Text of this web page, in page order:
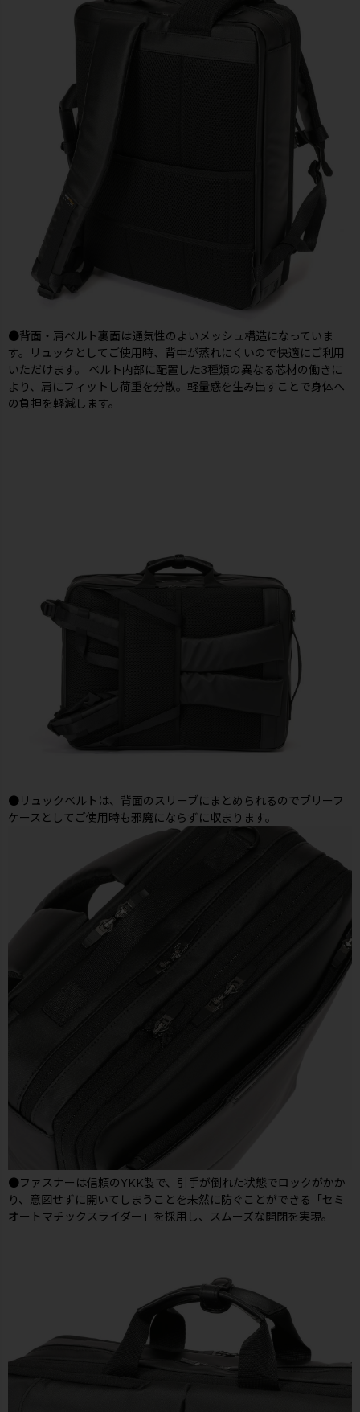
●背面・肩ベルト裏面は通気性のよいメッシュ構造になっていま
す。リュックとしてご使用時、背中が蒸れにくいので快適にご利用
いただけます。 ベルト内部に配置した3種類の異なる芯材の働きに
より、肩にフィットし荷重を分散。軽量感を生み出すことで身体へ
の負担を軽減します。
●リュックベルトは、背面のスリーブにまとめられるのでブリーフ
ケースとしてご使用時も邪魔にならずに収まります。
●ファスナーは信頼のYKK製で、引手が倒れた状態でロックがかか
り、意図せずに開いてしまうことを未然に防ぐことができる「セミ
オートマチックスライダー」を採用し、スムーズな開閉を実現。